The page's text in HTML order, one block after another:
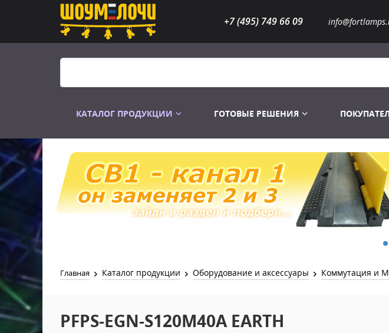
+7 (495) 749 66 09
КАТАЛОГ ПРОДУКЦИИ
Распродажа Лампы газоразрядные
ГОТОВЫЕ РЕШЕНИЯ
Главная Каталог продукции Оборудование и аксессуары Коммутация и
PFPS-EGN-S120M40A EARTH